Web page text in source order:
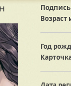
Возраст
Год